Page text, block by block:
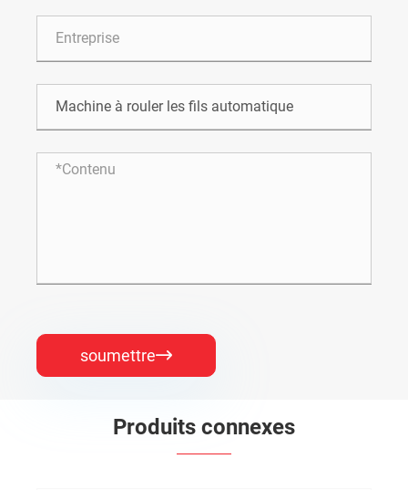
soumettre
Produits connexes